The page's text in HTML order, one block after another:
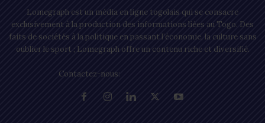
Lomegraph est un média en ligne togolais qui se consacre
exclusivement à la production des informations liées au Togo. Des
faits de sociétés à la politique en passant l’économie, la culture sans
oublier le sport ; Lomegraph offre un contenu riche et diversifié.
Contactez-nous: